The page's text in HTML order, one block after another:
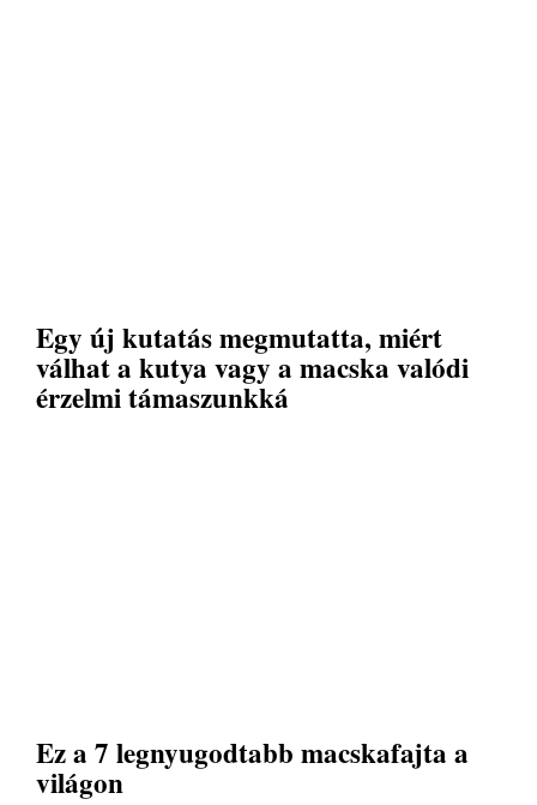
Egy új kutatás megmutatta, miért
válhat a kutya vagy a macska valódi
érzelmi támaszunkká
Ez a 7 legnyugodtabb macskafajta a
világon